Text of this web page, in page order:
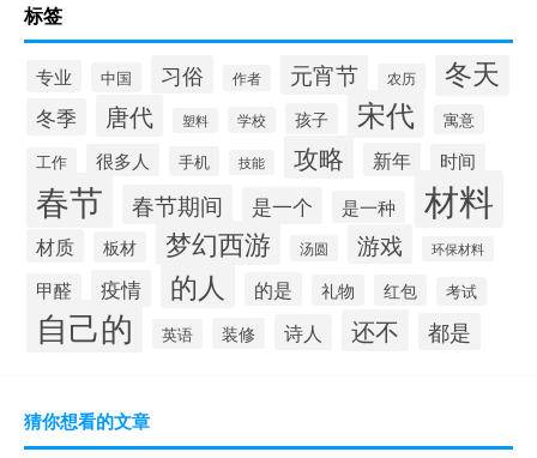
标签
专业 中国 习俗 作者 元宵节 农历 冬天
冬季 唐代 塑料 学校 孩子 宋代 寓意
工作 很多人 手机 技能 攻略 新年 时间
春节 春节期间 是一个 是一种 材料
材质 板材 梦幻西游 汤圆 游戏 环保材料
甲醛 疫情 的人 的是 礼物 红包 考试
自己的 英语 装修 诗人 还不 都是
猜你想看的文章